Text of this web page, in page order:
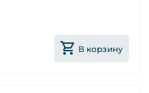
В корзину